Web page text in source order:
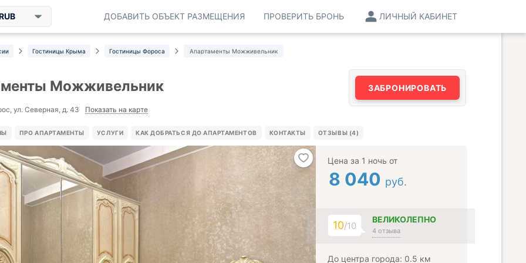
ЛИЧНЫЙ КАБИНЕТ
ПРОВЕРИТЬ БРОНЬ
ДОБАВИТЬ ОБЪЕКТ РАЗМЕЩЕНИЯ
Гостиницы Крыма Гостиницы Фороса Апартаменты Можживельник
Можживельник
ул. Северная, д. 43 Показать на карте
ЗАБРОНИРОВАТЬ
ПРО АПАРТАМЕНТЫ УСЛУГИ КАК ДОБРАТЬСЯ ДО АПАРТАМЕНТОВ КОНТАКТЫ ОТЗЫВЫ (4)
Цена за 1 ночь от
8 040 руб.
10/10
ВЕЛИКОЛЕПНО
4 отзыва
До центра города: 0.5 км